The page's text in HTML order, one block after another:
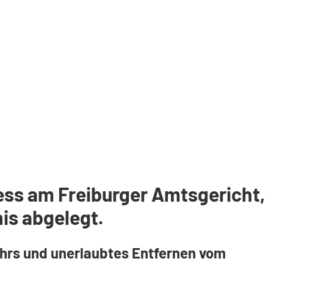
am Freiburger Amtsgericht,
abgelegt.
und unerlaubtes Entfernen vom